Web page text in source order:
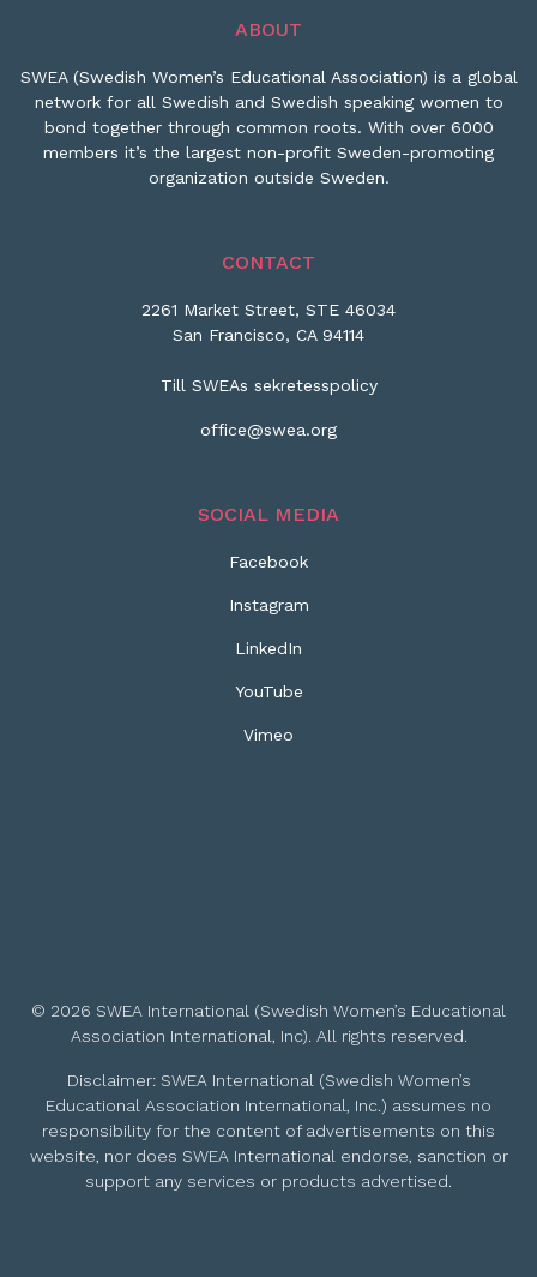
ABOUT
SWEA (Swedish Women’s Educational Association) is a global
network for all Swedish and Swedish speaking women to
bond together through common roots. With over 6000
members it’s the largest non-profit Sweden-promoting
organization outside Sweden.
CONTACT
2261 Market Street, STE 46034
San Francisco, CA 94114
Till SWEAs sekretesspolicy
office@swea.org
SOCIAL MEDIA
Facebook
Instagram
LinkedIn
YouTube
Vimeo
© 2026 SWEA International (Swedish Women’s Educational
Association International, Inc). All rights reserved.
Disclaimer: SWEA International (Swedish Women’s
Educational Association International, Inc.) assumes no
responsibility for the content of advertisements on this
website, nor does SWEA International endorse, sanction or
support any services or products advertised.